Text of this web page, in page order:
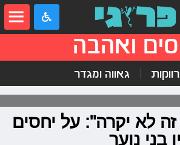
ואהבה
רווקות גאווה ומגדר
זה לא יקרה": על יחסים
בני נוער